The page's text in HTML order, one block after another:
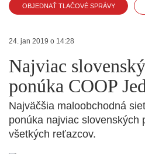
OBJEDNAŤ TLAČOVÉ SPRÁVY
24. jan 2019 o 14:28
Najviac
ponúka COOP
Najväčšia maloobchodná
ponúka najviac slovenských
všetkých reťazcov.